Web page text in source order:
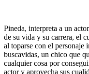
Pineda, interpreta a un
de su vida y su carrera, el
al toparse con el personaje
buscavidas, un chico que
cualquier cosa por
actor y aprovecha sus